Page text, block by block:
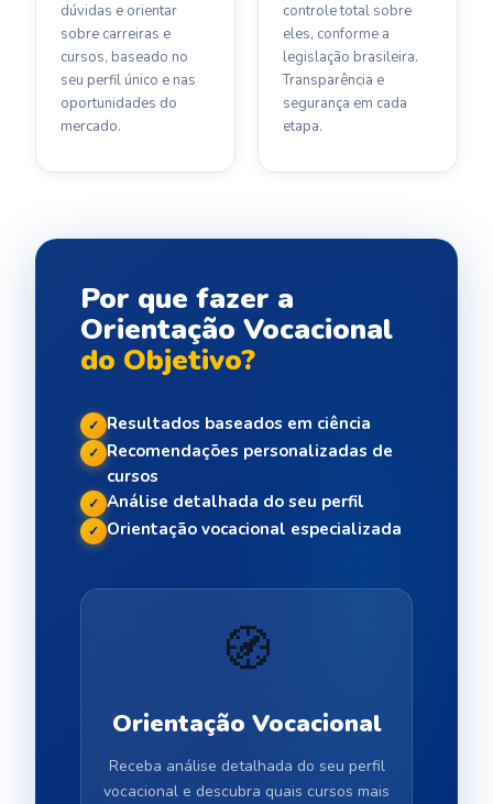
dúvidas e orientar
sobre carreiras e
cursos, baseado no
seu perfil único e nas
oportunidades do
mercado.
controle total sobre
eles, conforme a
legislação brasileira.
Transparência e
segurança em cada
etapa.
Por que fazer a
Orientação Vocacional
do Objetivo?
✓ Resultados baseados em ciência
✓ Recomendações personalizadas de
cursos
✓ Análise detalhada do seu perfil
✓ Orientação vocacional especializada
🧭
Orientação Vocacional
Receba análise detalhada do seu perfil
vocacional e descubra quais cursos mais